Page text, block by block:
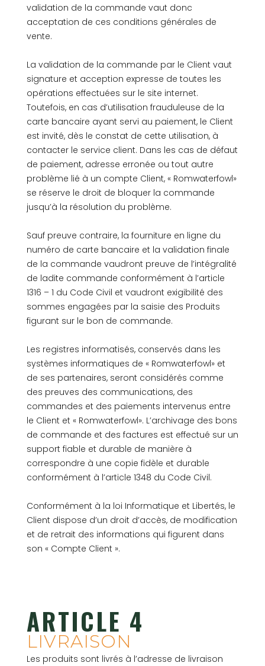
validation de la commande vaut donc
acceptation de ces conditions générales de
vente.
La validation de la commande par le Client vaut
signature et acception expresse de toutes les
opérations effectuées sur le site internet.
Toutefois, en cas d’utilisation frauduleuse de la
carte bancaire ayant servi au paiement, le Client
est invité, dès le constat de cette utilisation, à
contacter le service client. Dans les cas de défaut
de paiement, adresse erronée ou tout autre
problème lié à un compte Client, « Romwaterfowl»
se réserve le droit de bloquer la commande
jusqu’à la résolution du problème.
Sauf preuve contraire, la fourniture en ligne du
numéro de carte bancaire et la validation finale
de la commande vaudront preuve de l’intégralité
de ladite commande conformément à l’article
1316 – 1 du Code Civil et vaudront exigibilité des
sommes engagées par la saisie des Produits
figurant sur le bon de commande.
Les registres informatisés, conservés dans les
systèmes informatiques de « Romwaterfowl» et
de ses partenaires, seront considérés comme
des preuves des communications, des
commandes et des paiements intervenus entre
le Client et « Romwaterfowl». L’archivage des bons
de commande et des factures est effectué sur un
support fiable et durable de manière à
correspondre à une copie fidèle et durable
conformément à l’article 1348 du Code Civil.
Conformément à la loi Informatique et Libertés, le
Client dispose d’un droit d’accès, de modification
et de retrait des informations qui figurent dans
son « Compte Client ».
ARTICLE 4
LIVRAISON
Les produits sont livrés à l’adresse de livraison